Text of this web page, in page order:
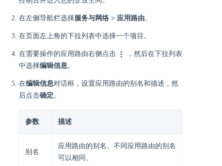
在左侧导航栏选择服务与网络 > 应用路由。
在页面左上角的下拉列表中选择一个项目。
在需要操作的应用路由右侧点击
，然后在下拉列表
中选择编辑信息。
在编辑信息对话框，设置应用路由的别名和描述，然
后点击确定。
参数 描述
别名
应用路由的别名。不同应用路由的别名
可以相同。